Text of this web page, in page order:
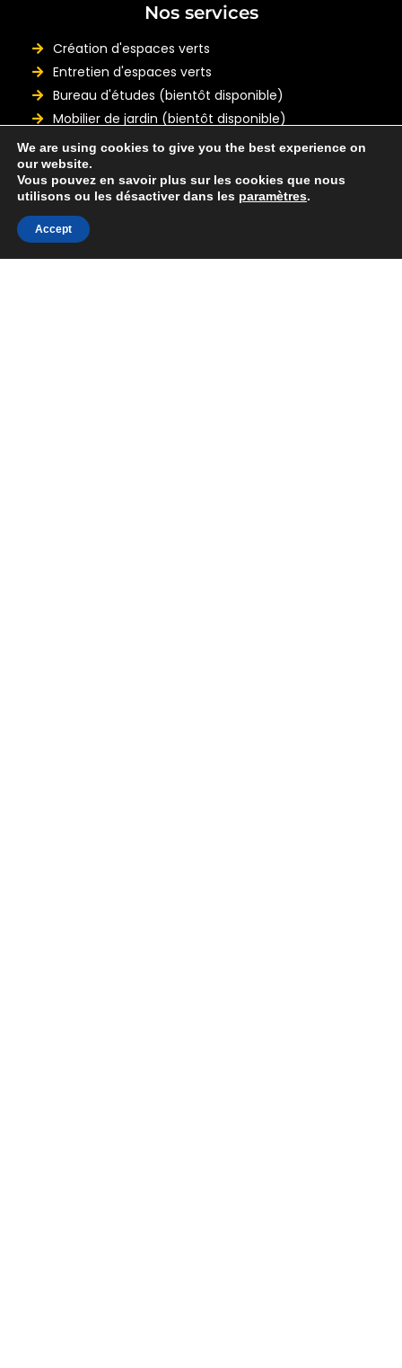
Nos services
Création d'espaces verts
Entretien d'espaces verts
Bureau d'études (bientôt disponible)
Mobilier de jardin (bientôt disponible)
© 2023 François le jARTdinier –Mentions Légales
We are using cookies to give you the best experience on
our website.
Vous pouvez en savoir plus sur les cookies que nous
utilisons ou les désactiver dans les paramètres.
Accept